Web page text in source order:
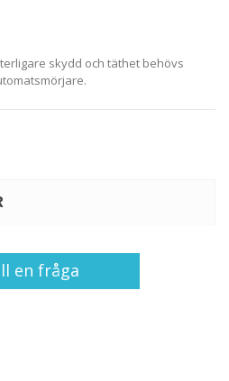
skydd och täthet behövs
en fråga